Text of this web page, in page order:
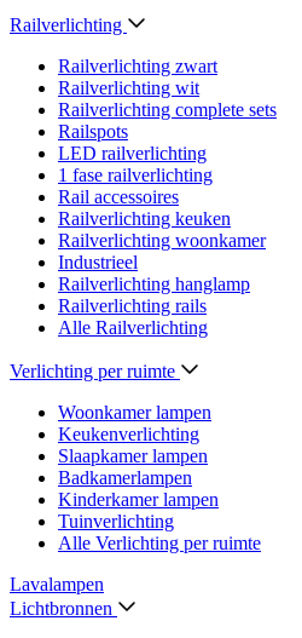
Railverlichting
Railverlichting zwart
Railverlichting wit
Railverlichting complete sets
Railspots
LED railverlichting
1 fase railverlichting
Rail accessoires
Railverlichting keuken
Railverlichting woonkamer
Industrieel
Railverlichting hanglamp
Railverlichting rails
Alle Railverlichting
Verlichting per ruimte
Woonkamer lampen
Keukenverlichting
Slaapkamer lampen
Badkamerlampen
Kinderkamer lampen
Tuinverlichting
Alle Verlichting per ruimte
Lavalampen
Lichtbronnen